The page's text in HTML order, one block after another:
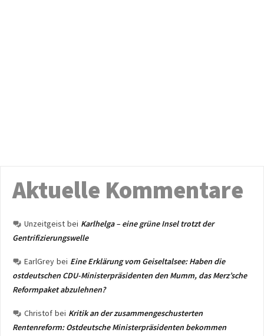
Aktuelle Kommentare
Unzeitgeist bei Karlhelga – eine grüne Insel trotzt der
Gentrifizierungswelle
EarlGrey bei Eine Erklärung vom Geiseltalsee: Haben die
ostdeutschen CDU-Ministerpräsidenten den Mumm, das Merz’sche
Reformpaket abzulehnen?
Christof bei Kritik an der zusammengeschusterten
Rentenreform: Ostdeutsche Ministerpräsidenten bekommen